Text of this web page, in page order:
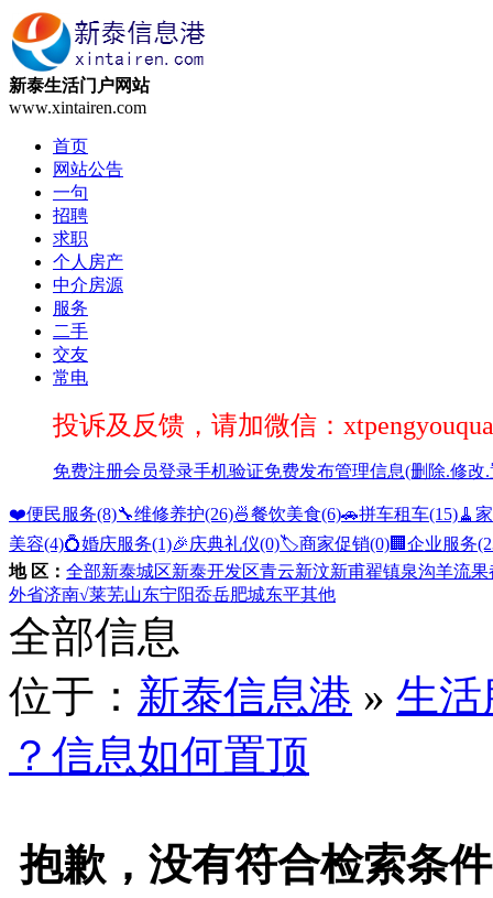
新泰生活门户网站
www.xintairen.com
首页
网站公告
一句
招聘
求职
个人房产
中介房源
服务
二手
交友
常电
投诉及反馈，请加微信：
免费注册会员登录手机验证免费发布管理信息(删除.修改
❤️便民服务(8)🔧维修养护(26)🍜餐饮美食(6)🚗拼车租车(15)🧹
美容(4)💍婚庆服务(1)🎉庆典礼仪(0)🏷️商家促销(0)🏢企业服务
地 区： 全部新泰城区新泰开发区青云新汶新甫翟镇泉沟羊流果
外省济南√莱芜山东宁阳岙岳肥城东平其他
全部信息
位于： 新泰信息港 » 生活
？信息如何置顶
抱歉，没有符合检索条